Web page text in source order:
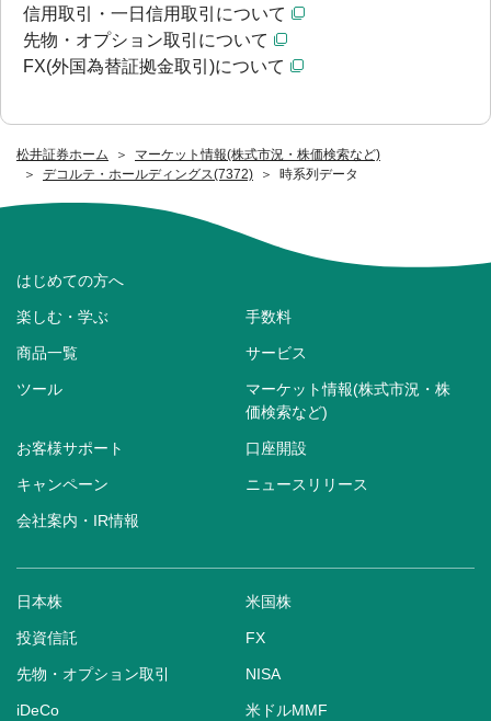
松井証券ホーム
マーケット情報(株式市況・株価検索など)
デコルテ・ホールディングス(7372)
時系列データ
信用取引・一日信用取引について
先物・オプション取引について
FX(外国為替証拠金取引)について
はじめての方へ
楽しむ・学ぶ 手数料
商品一覧 サービス
ツール
マーケット情報(株式市況・株
価検索など)
お客様サポート 口座開設
キャンペーン ニュースリリース
会社案内・IR情報
日本株 米国株
投資信託 FX
先物・オプション取引 NISA
iDeCo 米ドルMMF